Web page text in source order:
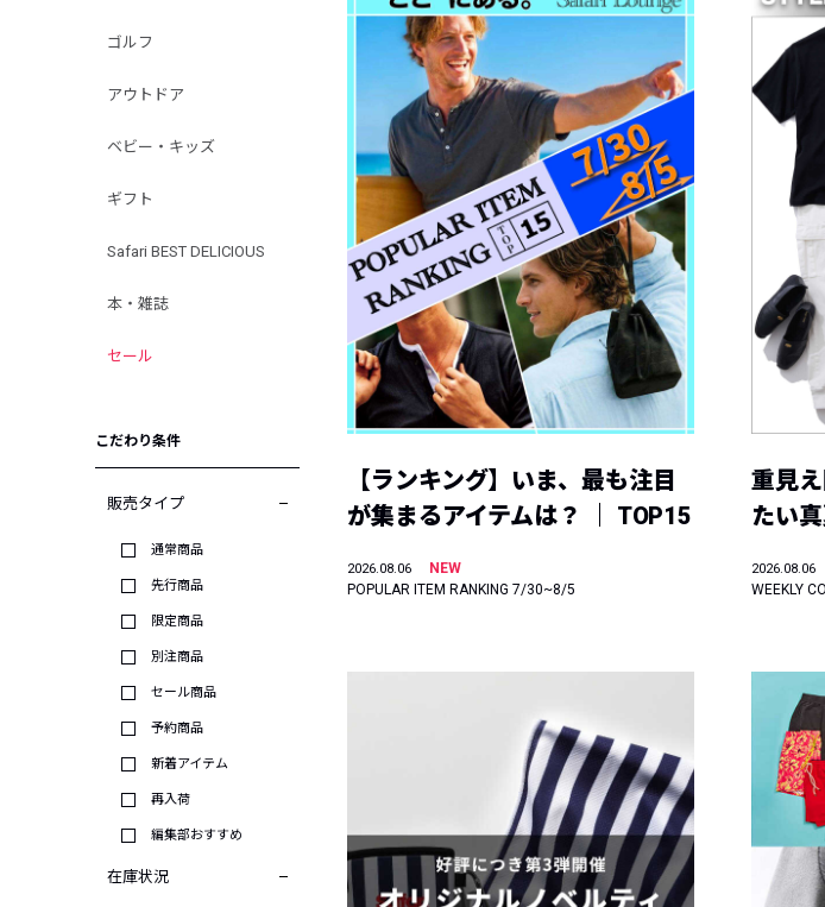
ゴルフ
アウトドア
ベビー・キッズ
ギフト
Safari BEST DELICIOUS
本・雑誌
セール
こだわり条件
販売タイプ
通常商品
先行商品
限定商品
別注商品
セール商品
予約商品
新着アイテム
再入荷
編集部おすすめ
在庫状況
【ランキング】いま、最も注目
が集まるアイテムは？ ｜ TOP15
2026.08.06
NEW
POPULAR ITEM RANKING 7/30~8/5
重見
たい
2026.08.06
WEEKLY